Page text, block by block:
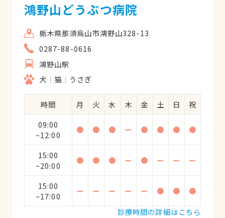
鴻野山どうぶつ病院
栃木県那須烏山市鴻野山328-13
0287-88-0616
鴻野山駅
犬
猫 うさぎ
時間 月 火 水 木 金 土 日
祝
09:00
~12:00
● ● ● ー ● ● ● ●
15:00
~20:00
● ● ● ー ● ー ー ー
15:00
~17:00
ー ー ー ー ー ● ●
●
診療時間の詳細はこちら